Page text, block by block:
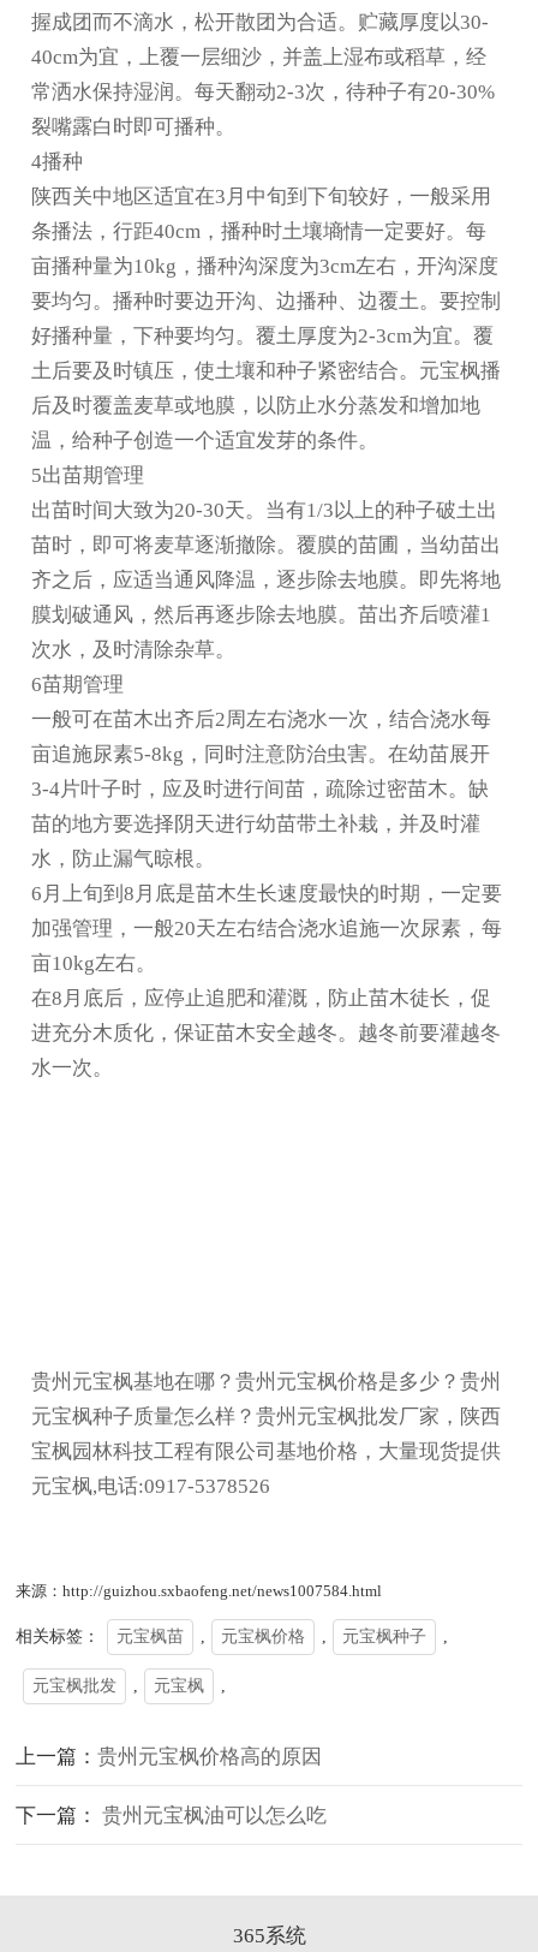
握成团而不滴水，松开散团为合适。贮藏厚度以30-
40cm为宜，上覆一层细沙，并盖上湿布或稻草，经
常洒水保持湿润。每天翻动2-3次，待种子有20-30%
裂嘴露白时即可播种。
4播种
陕西关中地区适宜在3月中旬到下旬较好，一般采用
条播法，行距40cm，播种时土壤墒情一定要好。每
亩播种量为10kg，播种沟深度为3cm左右，开沟深度
要均匀。播种时要边开沟、边播种、边覆土。要控制
好播种量，下种要均匀。覆土厚度为2-3cm为宜。覆
土后要及时镇压，使土壤和种子紧密结合。元宝枫播
后及时覆盖麦草或地膜，以防止水分蒸发和增加地
温，给种子创造一个适宜发芽的条件。
5出苗期管理
出苗时间大致为20-30天。当有1/3以上的种子破土出
苗时，即可将麦草逐渐撤除。覆膜的苗圃，当幼苗出
齐之后，应适当通风降温，逐步除去地膜。即先将地
膜划破通风，然后再逐步除去地膜。苗出齐后喷灌1
次水，及时清除杂草。
6苗期管理
一般可在苗木出齐后2周左右浇水一次，结合浇水每
亩追施尿素5-8kg，同时注意防治虫害。在幼苗展开
3-4片叶子时，应及时进行间苗，疏除过密苗木。缺
苗的地方要选择阴天进行幼苗带土补栽，并及时灌
水，防止漏气晾根。
6月上旬到8月底是苗木生长速度最快的时期，一定要
加强管理，一般20天左右结合浇水追施一次尿素，每
亩10kg左右。
在8月底后，应停止追肥和灌溉，防止苗木徒长，促
进充分木质化，保证苗木安全越冬。越冬前要灌越冬
水一次。
贵州元宝枫基地在哪？贵州元宝枫价格是多少？贵州
元宝枫种子质量怎么样？贵州元宝枫批发厂家，陕西
宝枫园林科技工程有限公司基地价格，大量现货提供
元宝枫,电话:0917-5378526
来源：http://guizhou.sxbaofeng.net/news1007584.html
相关标签： 元宝枫苗 元宝枫价格 元宝枫种子
元宝枫批发 元宝枫
上一篇：贵州元宝枫价格高的原因
下一篇： 贵州元宝枫油可以怎么吃
365系统